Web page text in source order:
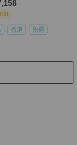
香港 免運